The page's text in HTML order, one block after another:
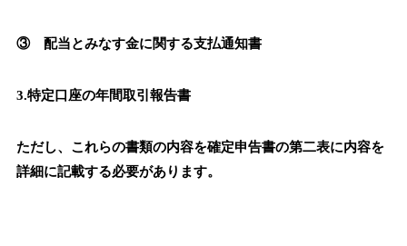
③ 配当とみなす金に関する支払通知書
3.特定口座の年間取引報告書
ただし、これらの書類の内容を確定申告書の第二表に内容を
詳細に記載する必要があります。